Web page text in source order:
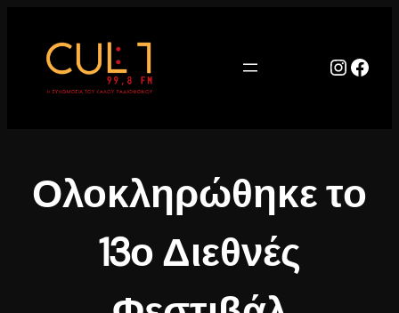
περιεχόμενο
Ολοκληρώθηκε το
13ο Διεθνές